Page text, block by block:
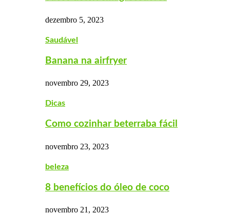
dezembro 5, 2023
Saudável
Banana na airfryer
novembro 29, 2023
Dicas
Como cozinhar beterraba fácil
novembro 23, 2023
beleza
8 benefícios do óleo de coco
novembro 21, 2023